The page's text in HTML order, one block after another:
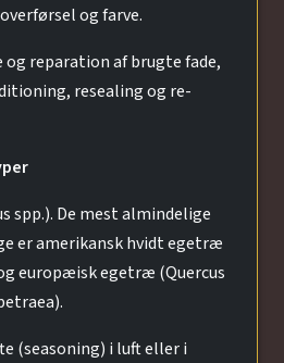
og farve.
og reparation af brugte fade,
resealing og re-
spp.). De mest almindelige
er amerikansk hvidt egetræ
europæisk egetræ (Quercus
(seasoning) i luft eller i